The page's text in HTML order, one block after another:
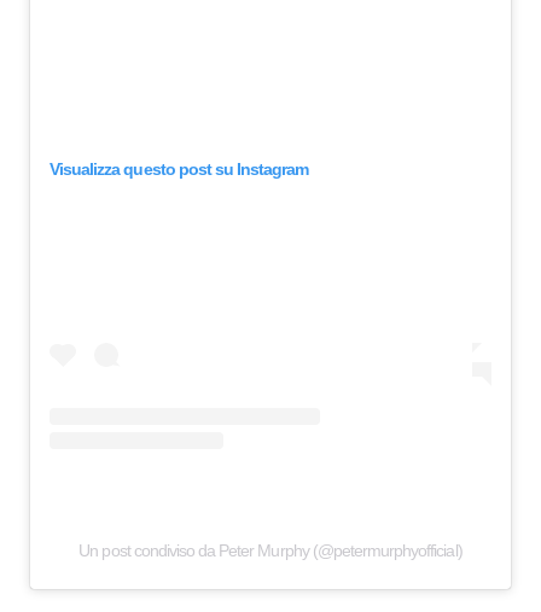
Visualizza questo post su Instagram
Un post condiviso da Peter Murphy (@petermurphyofficial)